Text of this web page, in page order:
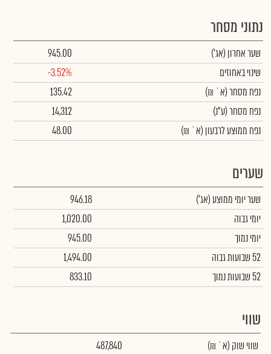
נתוני מסחר
שער אחרון (אג')
945.00
שינוי באחוזים
-3.52%
נפח מסחר(א` ₪)
135.42
נפח מסחר(ע"נ)
14,312
נפח ממוצע לרבעון (א` ₪)
48.00
שערים
שער יומי ממוצע(אג')
946.18
יומי גבוה
1,020.00
יומי נמוך
945.00
52 שבועות גבוה
1,494.00
52 שבועות נמוך
833.10
שווי
שווי שוק (א` ₪)
487,840